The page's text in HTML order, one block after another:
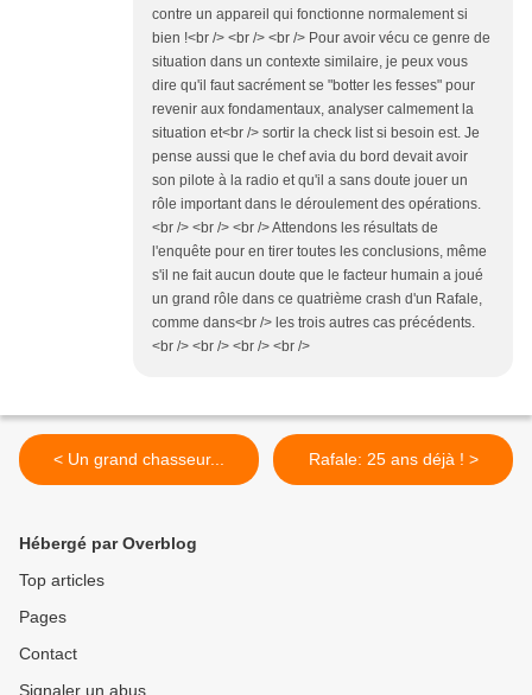
contre un appareil qui fonctionne normalement si
bien !<br /> <br /> <br /> Pour avoir vécu ce genre de
situation dans un contexte similaire, je peux vous
dire qu'il faut sacrément se "botter les fesses" pour
revenir aux fondamentaux, analyser calmement la
situation et<br /> sortir la check list si besoin est. Je
pense aussi que le chef avia du bord devait avoir
son pilote à la radio et qu'il a sans doute jouer un
rôle important dans le déroulement des opérations.
<br /> <br /> <br /> Attendons les résultats de
l'enquête pour en tirer toutes les conclusions, même
s'il ne fait aucun doute que le facteur humain a joué
un grand rôle dans ce quatrième crash d'un Rafale,
comme dans<br /> les trois autres cas précédents.
<br /> <br /> <br /> <br />
< Un grand chasseur... Rafale: 25 ans déjà ! >
Hébergé par Overblog
Top articles
Pages
Contact
Signaler un abus